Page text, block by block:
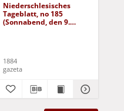
Niederschlesisches
Tageblatt, no 185
(Sonnabend, den 9.
1884
gazeta